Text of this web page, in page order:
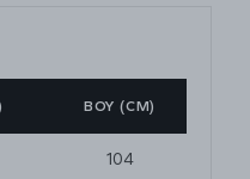
BOY (CM)
104